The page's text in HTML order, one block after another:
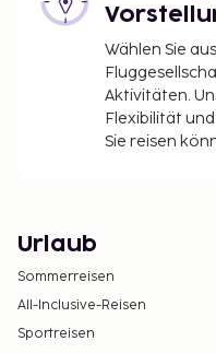
Wählen Sie
Aktivitäten.
Flexibilität
Sie reisen
Urlaub
Sommerreisen
All-Inclusive-Reisen
Sportreisen